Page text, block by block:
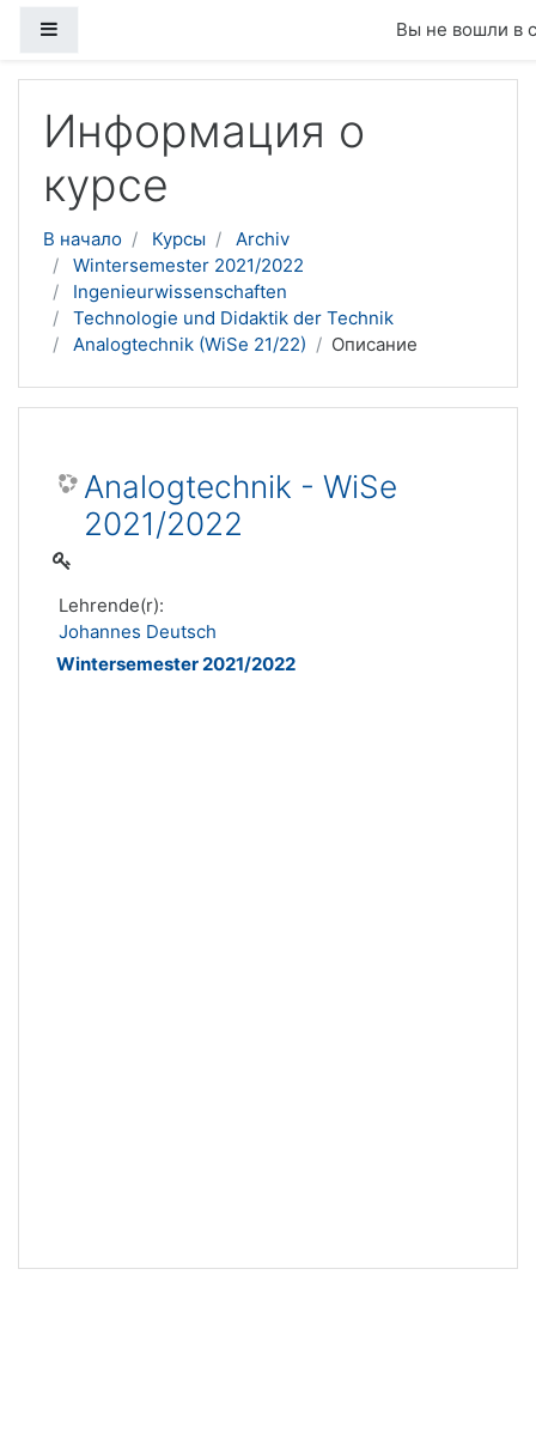
Вы не вошли в
Информация о
курсе
В начало Курсы
Archiv
Wintersemester 2021/2022
Ingenieurwissenschaften
Technologie und Didaktik der Technik
Analogtechnik (WiSe 21/22)
Описание
Analogtechnik - WiSe
2021/2022
Lehrende(r):
Johannes Deutsch
Wintersemester 2021/2022